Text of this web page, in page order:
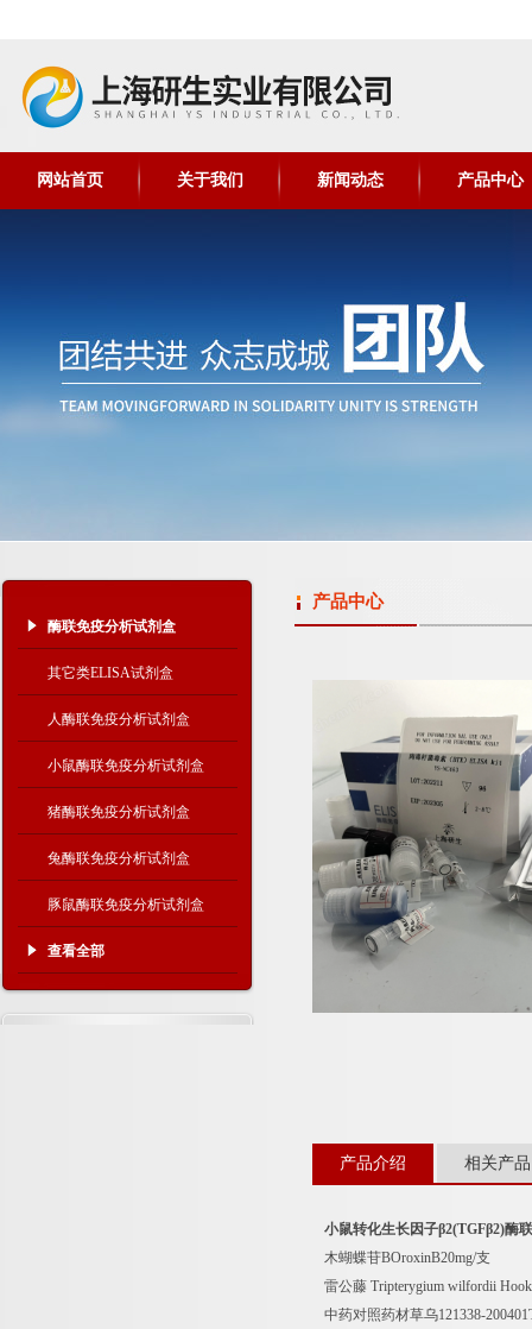
网站首页 关于我们 新闻动态 产品中心
酶联免疫分析试剂盒
其它类ELISA试剂盒
人酶联免疫分析试剂盒
小鼠酶联免疫分析试剂盒
猪酶联免疫分析试剂盒
兔酶联免疫分析试剂盒
豚鼠酶联免疫分析试剂盒
查看全部
产品中心
产品介绍 相关产品
小鼠转化生长因子β2(TGFβ2)酶
木蝴蝶苷BOroxinB20mg/支
雷公藤 Tripterygium wilfordii
中药对照药材草乌121338-